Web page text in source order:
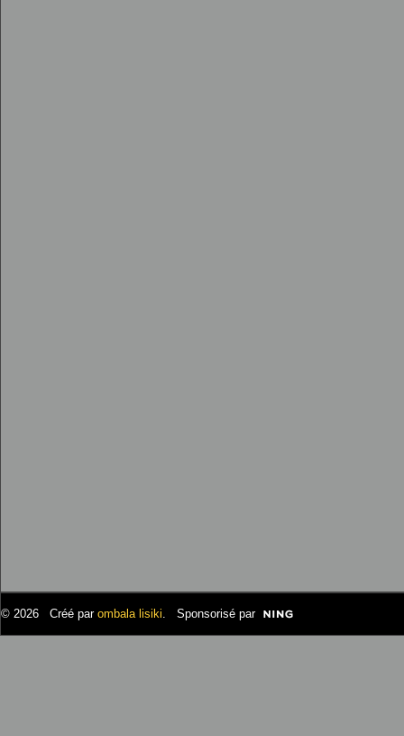
© 2026 Créé par ombala lisiki. Sponsorisé par